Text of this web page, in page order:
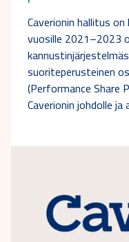
Caverionin hallitus
vuosille 2021–2023
suoriteperusteinen
(Performance Share
Caverionin johdolle